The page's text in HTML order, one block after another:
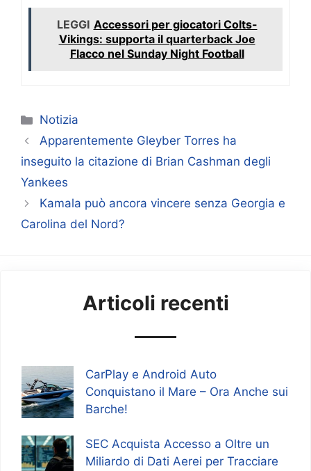
LEGGI Accessori per giocatori Colts-
Vikings: supporta il quarterback Joe
Flacco nel Sunday Night Football
Categorie
Notizia
Apparentemente Gleyber Torres ha
inseguito la citazione di Brian Cashman degli
Yankees
Kamala può ancora vincere senza Georgia e
Carolina del Nord?
Articoli recenti
CarPlay e Android Auto
Conquistano il Mare – Ora Anche sui
Barche!
SEC Acquista Accesso a Oltre un
Miliardo di Dati Aerei per Tracciare